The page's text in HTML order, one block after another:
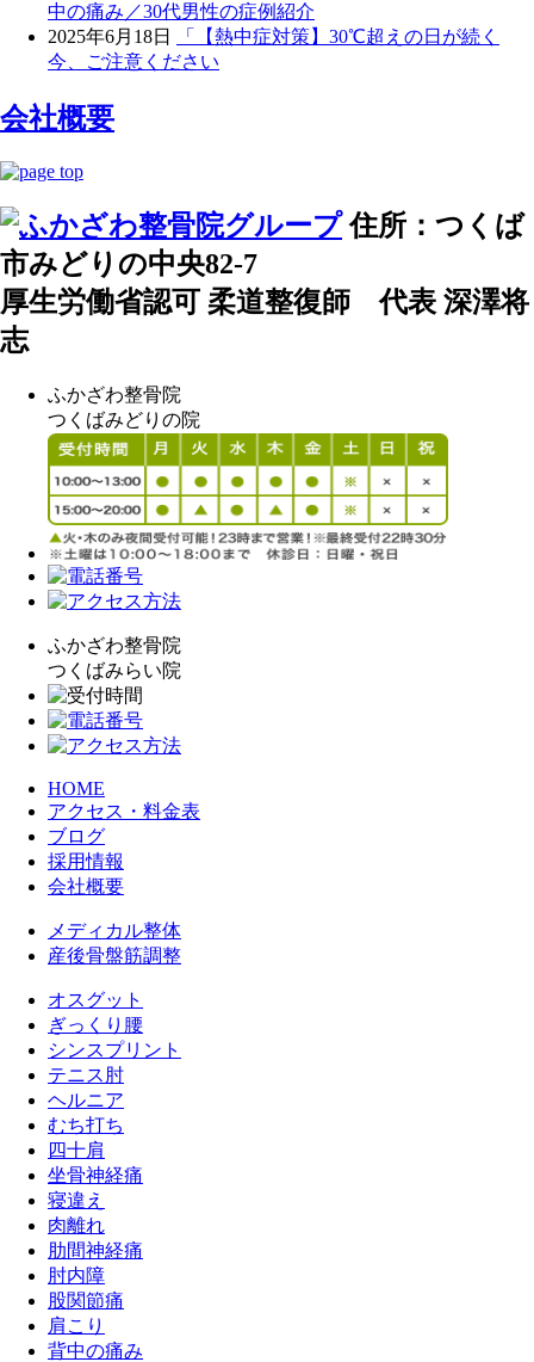
中の痛み／30代男性の症例紹介
2025年6月18日
「【熱中症対策】30℃超えの日が続く
今、ご注意ください
会社概要
住所：つくば
市みどりの中央82-7
厚生労働省認可 柔道整復師 代表 深澤将
志
ふかざわ整骨院
つくばみどりの院
ふかざわ整骨院
つくばみらい院
HOME
アクセス・料金表
ブログ
採用情報
会社概要
メディカル整体
産後骨盤筋調整
オスグット
ぎっくり腰
シンスプリント
テニス肘
ヘルニア
むち打ち
四十肩
坐骨神経痛
寝違え
肉離れ
肋間神経痛
肘内障
股関節痛
肩こり
背中の痛み